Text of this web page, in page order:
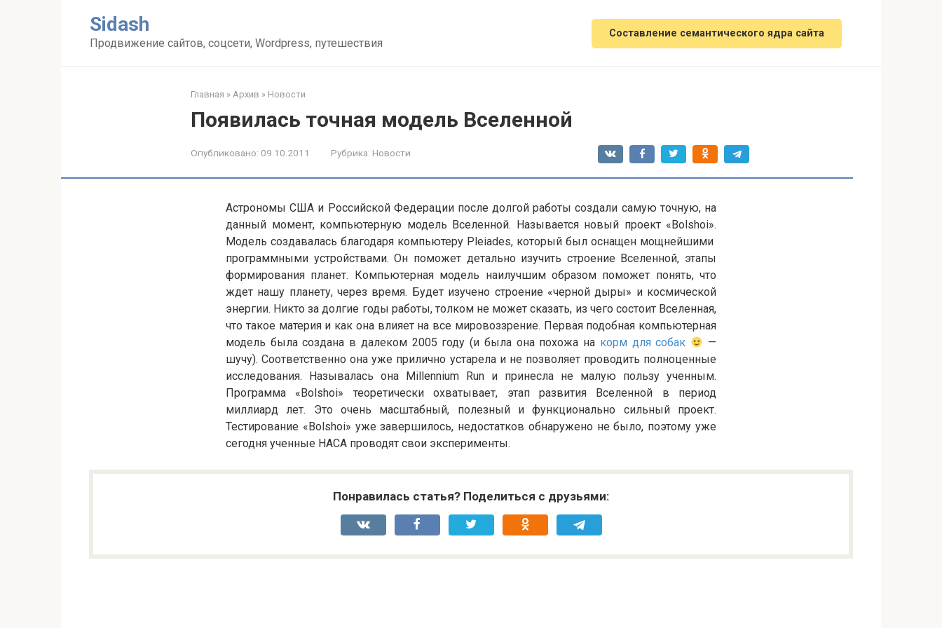
Sidash
Продвижение сайтов, соцсети, Wordpress, путешествия
Составление семантического ядра сайта
Главная » Архив » Новости
Появилась точная модель Вселенной
Опубликовано: 09.10.2011 Рубрика: Новости
Астрономы США и Российской Федерации после долгой работы создали самую точную, на
данный момент, компьютерную модель Вселенной. Называется новый проект «Bolshoi».
Модель создавалась благодаря компьютеру Pleiades, который был оснащен мощнейшими
программными устройствами. Он поможет детально изучить строение Вселенной, этапы
формирования планет. Компьютерная модель наилучшим образом поможет понять, что
ждет нашу планету, через время. Будет изучено строение «черной дыры» и космической
энергии. Никто за долгие годы работы, толком не может сказать, из чего состоит Вселенная,
что такое материя и как она влияет на все мировоззрение. Первая подобная компьютерная
модель была создана в далеком 2005 году (и была она похожа на корм для собак
—
шучу). Соответственно она уже прилично устарела и не позволяет проводить полноценные
исследования. Называлась она Millennium Run и принесла не малую пользу ученным.
Программа «Bolshoi» теоретически охватывает, этап развития Вселенной в период
миллиард лет. Это очень масштабный, полезный и функционально сильный проект.
Тестирование «Bolshoi» уже завершилось, недостатков обнаружено не было, поэтому уже
сегодня ученные НАСА проводят свои эксперименты.
Понравилась статья? Поделиться с друзьями: